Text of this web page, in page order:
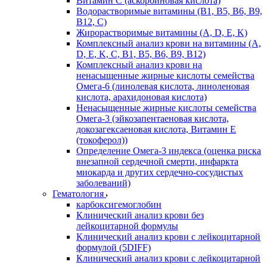
Водорастворимые витамины (B1, B5, B6, В9,
В12, С)
Жирорастворимые витамины (A, D, E, K)
Комплексный анализ крови на витамины (A,
D, E, K, C, B1, B5, B6, В9, B12)
Комплексный анализ крови на
ненасыщенные жирные кислоты семейства
Омега-6 (линолевая кислота, линоленовая
кислота, арахидоновая кислота)
Ненасыщенные жирные кислоты семейства
Омега-3 (эйкозапентаеновая кислота,
докозагексаеновая кислота, Витамин E
(токоферол))
Определение Омега-3 индекса (оценка риска
внезапной сердечной смерти, инфаркта
миокарда и других сердечно-сосудистых
заболеваний)
Гематология
карбоксигемоглобин
Клинический анализ крови без
лейкоцитарной формулы
Клинический анализ крови с лейкоцитарной
формулой (5DIFF)
Клинический анализ крови с лейкоцитарной